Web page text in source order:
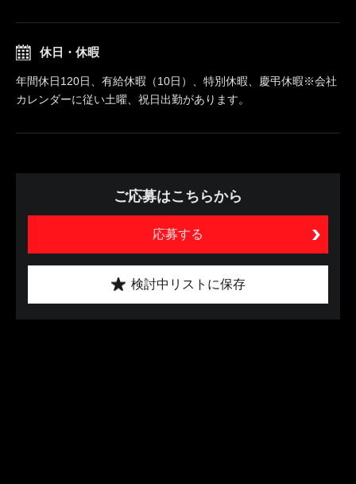
休日・休暇
年間休日120日、有給休暇（10日）、特別休暇、慶弔休暇※会社
カレンダーに従い土曜、祝日出勤があります。
ご応募はこちらから
応募する
検討中リストに保存